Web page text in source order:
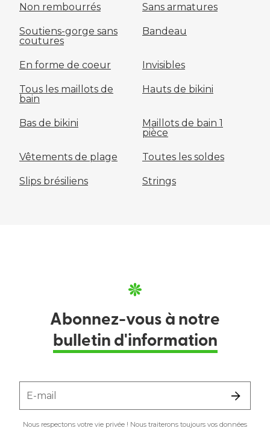
Non rembourrés Sans armatures
Soutiens-gorge sans
coutures
Bandeau
En forme de coeur Invisibles
Tous les maillots de
bain
Hauts de bikini
Bas de bikini
Maillots de bain 1
pièce
Vêtements de plage Toutes les soldes
Slips brésiliens Strings
Abonnez-vous à notre
bulletin d'information
E-mail
Nous respectons votre vie privée ! Nous traiterons toujours vos données